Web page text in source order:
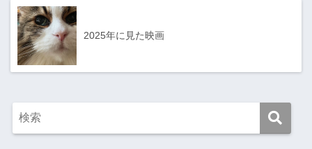
2025年に見た映画